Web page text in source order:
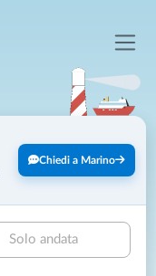
Chiedi a Marino
Solo andata